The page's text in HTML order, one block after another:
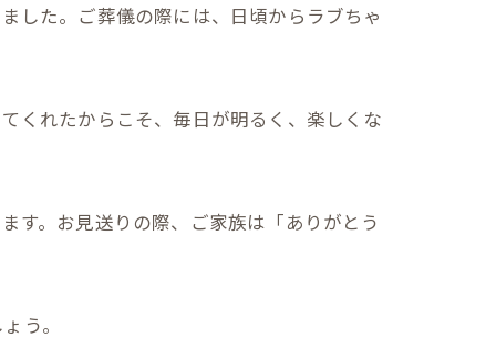
した。ご葬儀の際には、日頃からラブちゃ
くれたからこそ、毎日が明るく、楽しくな
す。お見送りの際、ご家族は「ありがとう
う。